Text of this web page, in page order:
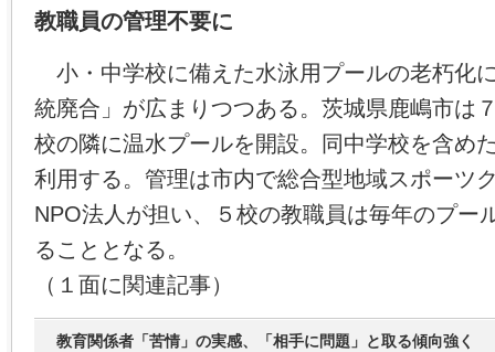
教職員の管理不要に
小・中学校に備えた水泳用プールの老朽化
統廃合」が広まりつつある。茨城県鹿嶋市は
校の隣に温水プールを開設。同中学校を含め
利用する。管理は市内で総合型地域スポーツ
NPO法人が担い、５校の教職員は毎年のプー
ることとなる。
（１面に関連記事）
教育関係者「苦情」の実感、「相手に問題」と取る傾向強く